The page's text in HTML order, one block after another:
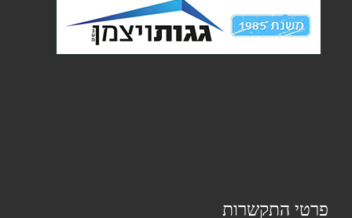
פרטי התקשרות